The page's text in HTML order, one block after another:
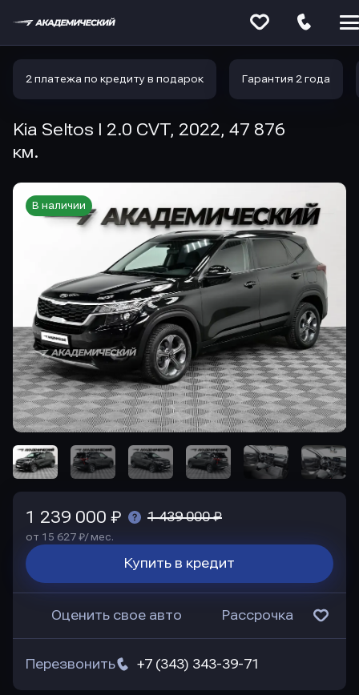
2 платежа по кредиту в подарок Гарантия 2 года
Kia Seltos I 2.0 CVT, 2022, 47 876
км.
В наличии
1 239 000 ₽ 1 439 000 ₽
от 15 627 ₽/ мес.
Купить в кредит
Оценить свое авто Рассрочка
+7 (343) 343-39-71
Перезвонить